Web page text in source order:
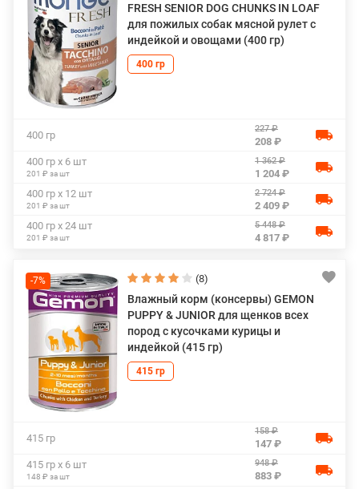
FRESH SENIOR DOG CHUNKS IN LOAF
для пожилых собак мясной рулет с
индейкой и овощами (400 гр)
400 гр
400 гр
227 ₽
208 ₽
400 гр х 6 шт
201 ₽ за шт
1 362 ₽
1 204 ₽
400 гр х 12 шт
201 ₽ за шт
2 724 ₽
2 409 ₽
400 гр х 24 шт
201 ₽ за шт
5 448 ₽
4 817 ₽
-7% (8)
Влажный корм (консервы) GEMON
PUPPY & JUNIOR для щенков всех
пород с кусочками курицы и
индейкой (415 гр)
415 гр
415 гр
158 ₽
147 ₽
415 гр х 6 шт
148 ₽ за шт
948 ₽
883 ₽